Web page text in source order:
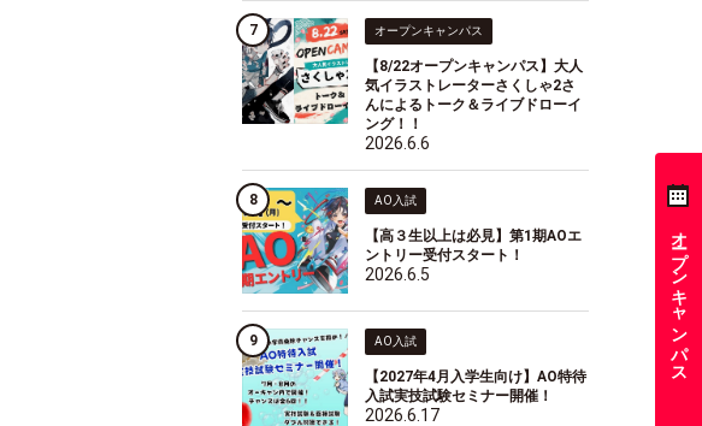
オープンキャンパス
【8/22オープンキャンパス】大人
気イラストレーターさくしゃ2さ
んによるトーク＆ライブドローイ
ング！！
2026.6.6
AO入試
【高３生以上は必見】第1期AOエ
ントリー受付スタート！
2026.6.5
AO入試
【2027年4月入学生向け】AO特待
入試実技試験セミナー開催！
2026.6.17
オープンキャンパス